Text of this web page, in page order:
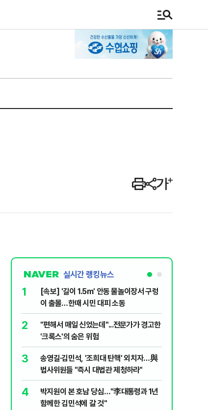
실시간 랭킹뉴스
1
[속보] '길이 1.5m' 안동 물놀이장서 구렁
이 출몰…한때 시민 대피 소동
2
"편해서 매일 신었는데"...전문가가 경고한
'크록스'의 숨은 위험
3
송영길·김민석, '조희대 탄핵' 외치자…與
법사위원들 "즉시 대법관 제청하라"
4
박지원이 본 호남 당심…"李대통령과 1년
함께한 김민석에 갈 것"